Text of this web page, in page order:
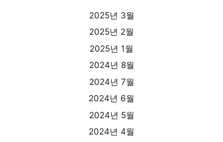
2025년 3월
2025년 2월
2025년 1월
2024년 8월
2024년 7월
2024년 6월
2024년 5월
2024년 4월